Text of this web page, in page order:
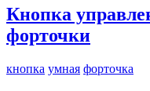
Кнопка
форточки
кнопка умная форточка